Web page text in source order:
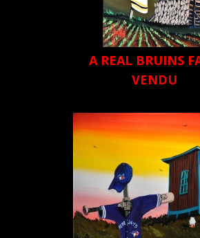
A REAL BRUINS
VENDU